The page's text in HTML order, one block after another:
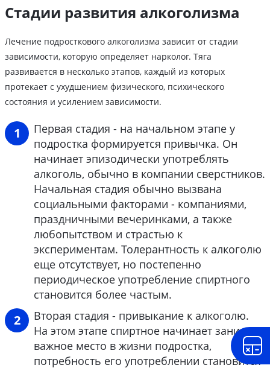
Стадии развития алкоголизма
Лечение подросткового алкоголизма зависит от стадии
зависимости, которую определяет нарколог. Тяга
развивается в несколько этапов, каждый из которых
протекает с ухудшением физического, психического
состояния и усилением зависимости.
Первая стадия - на начальном этапе у
подростка формируется привычка. Он
начинает эпизодически употреблять
алкоголь, обычно в компании сверстников.
Начальная стадия обычно вызвана
социальными факторами - компаниями,
праздничными вечеринками, а также
любопытством и страстью к
экспериментам. Толерантность к алкоголю
еще отсутствует, но постепенно
периодическое употребление спиртного
становится более частым.
Вторая стадия - привыкание к алкоголю.
На этом этапе спиртное начинает занимать
важное место в жизни подростка,
потребность его употреблении становится